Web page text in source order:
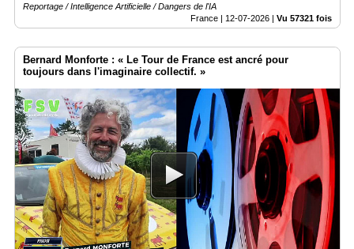
Reportage / Intelligence Artificielle / Dangers de l'IA
France | 12-07-2026 | Vu 57321 fois
Bernard Monforte : « Le Tour de France est ancré pour
toujours dans l'imaginaire collectif. »